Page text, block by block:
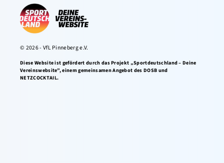
© 2026 - VfL Pinneberg e.V.
Diese Website ist gefördert durch das Projekt „Sportdeutschland – Deine
Vereinswebsite”, einem gemeinsamen Angebot des DOSB und
NETZCOCKTAIL.